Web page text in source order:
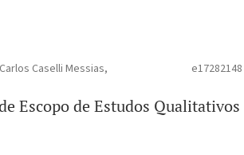
Caselli Messias,
e17282148
Escopo de Estudos Qualitativos